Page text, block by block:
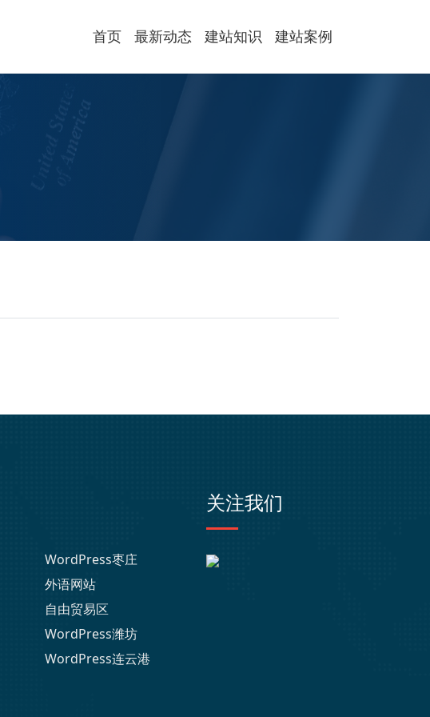
首页 最新动态 建站知识 建站案例
WordPress枣庄
外语网站
自由贸易区
WordPress潍坊
WordPress连云港
关注我们